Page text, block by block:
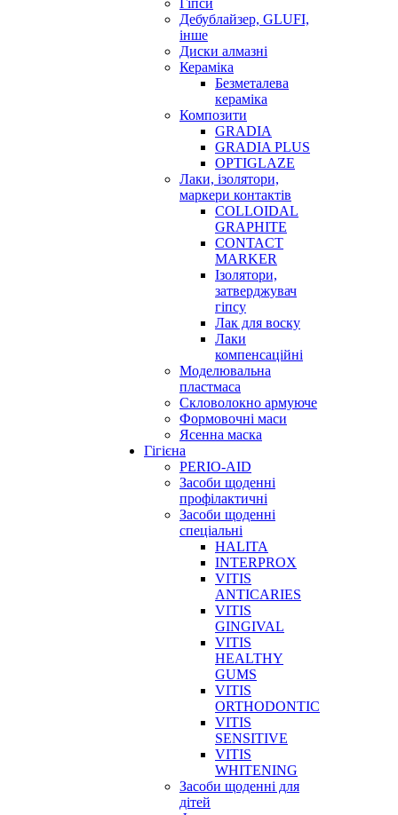
Гіпси
Дебублайзер, GLUFI,
інше
Диски алмазні
Кераміка
Безметалева
кераміка
Композити
GRADIA
GRADIA PLUS
OPTIGLAZE
Лаки, ізолятори,
маркери контактів
COLLOIDAL
GRAPHITE
CONTACT
MARKER
Ізолятори,
затверджувач
гіпсу
Лак для воску
Лаки
компенсаційні
Моделювальна
пластмаса
Скловолокно армуюче
Формовочні маси
Ясенна маска
Гігієна
PERIO-AID
Засоби щоденні
профілактичні
Засоби щоденні
спеціальні
HALITA
INTERPROX
VITIS
ANTICARIES
VITIS
GINGIVAL
VITIS
HEALTHY
GUMS
VITIS
ORTHODONTIC
VITIS
SENSITIVE
VITIS
WHITENING
Засоби щоденні для
дітей